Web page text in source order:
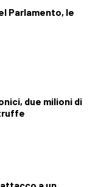
Parlamento, le
due milioni di